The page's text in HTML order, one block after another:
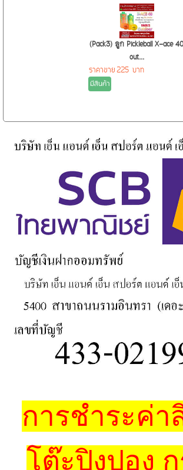
(Pack3) ลูก Pickleball X-ace
out...
ราคาขาย225 บาท
มีสินค้า
การชำระค่า
โต๊ะปิงปอง